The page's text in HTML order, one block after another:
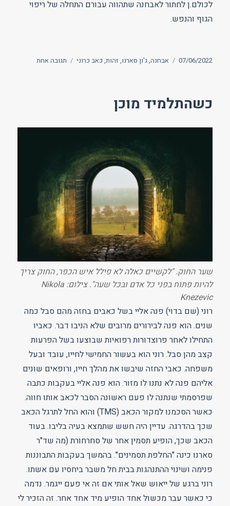
לכולם.ן לחתור לאבחנה שתהווה עבורם התחלה של ריפוי
הגוף והנפש.
פורסם
07/06/2022 תגיות
אבחנה,ג'ון סארנו, זהות, כאב כרוני תגובה אחתעל
כשהתלמיד מוכן
שער החוק. "לקשיים כאלה לא פילל איש הכפר, החוק צריך
להיות פתוח בפני כל אדם ובכל שעה". צילום: Nikola
Knezevic
רוני (שם בדוי) פנה אליי בשל כאבים בחזה מהם סבל כמה
שנים. הוא פנה לבירורים מרובים שלא הניבו דבר. כאביו
התחילו לאחר פרוצדורות רפואיות שבוצעו בשל הפרעות
קצב מהן סבל. רוני הוא בעשור החמישי לחייו, עובד ובעל
משפחה. כאבי החזה שיבשו את מהלך חייו, ורופאים שונים
אליהם פנה לא נתנו לו מזור. הוא פנה אליי בעקבות כתבה
שפרסמתי שנתנה לו פעם ראשונה הסבר לכאב אותו חווה.
כאשר הסכמנו למקור הכאב (TMS) והוא החל לתרגל הכאב
שכך בהדרגה. עדיין היה חשש שתמצא בעיה בליבו. בעוד
הכאב שכך, הופיע תסמין אחר של סחרחורת (מה שד"ר
סארנו כינה "החלפת תסמינים". בהמשך בעקבות התבוננות
פנימה ושינוי ההתנהגות בבית חל משבר ביחסיו עם אשתו.
רוני ברגע של ייאוש שאל אותי אם זה אי פעם ייגמר. נדמה
כי כאשר עבר מכשול אחד הופיע מיד אחד אחר. זה הזכיר לי